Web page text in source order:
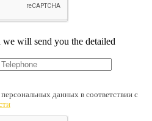
will send you the detailed
данных в соответствии с